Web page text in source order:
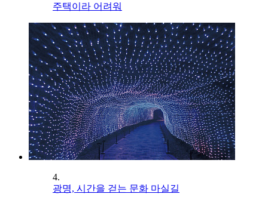
주택이라 어려워
4.
광명, 시간을 걷는 문화 마실길